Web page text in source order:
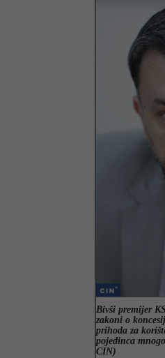
Bivši premijer
zakoni o
prihoda za
pojedinca
CIN)